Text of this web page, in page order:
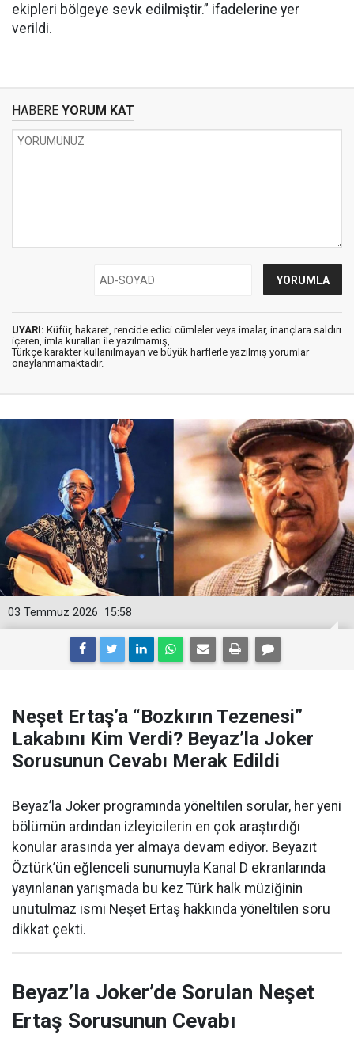
ekipleri bölgeye sevk edilmiştir.” ifadelerine yer
verildi.
HABERE YORUM KAT
UYARI: Küfür, hakaret, rencide edici cümleler veya imalar, inançlara saldırı
içeren, imla kuralları ile yazılmamış,
Türkçe karakter kullanılmayan ve büyük harflerle yazılmış yorumlar
onaylanmamaktadır.
15:58
03 Temmuz 2026
Neşet Ertaş’a “Bozkırın Tezenesi”
Lakabını Kim Verdi? Beyaz’la Joker
Sorusunun Cevabı Merak Edildi
Beyaz’la Joker programında yöneltilen sorular, her yeni
bölümün ardından izleyicilerin en çok araştırdığı
konular arasında yer almaya devam ediyor. Beyazıt
Öztürk’ün eğlenceli sunumuyla Kanal D ekranlarında
yayınlanan yarışmada bu kez Türk halk müziğinin
unutulmaz ismi Neşet Ertaş hakkında yöneltilen soru
dikkat çekti.
Beyaz’la Joker’de Sorulan Neşet
Ertaş Sorusunun Cevabı